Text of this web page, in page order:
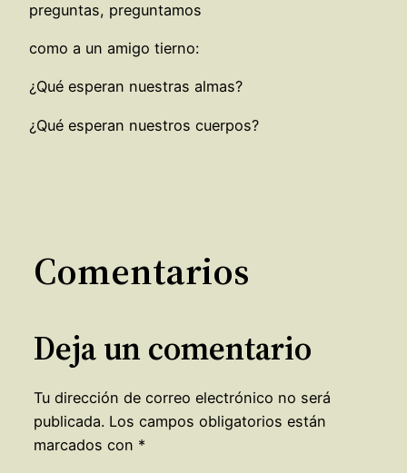
preguntas, preguntamos
como a un amigo tierno:
¿Qué esperan nuestras almas?
¿Qué esperan nuestros cuerpos?
Comentarios
Deja un comentario
Tu dirección de correo electrónico no será
publicada. Los campos obligatorios están
marcados con *